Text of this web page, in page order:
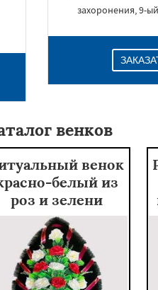
захоронения, 9-
венков
венок
белый из
роз и зелени